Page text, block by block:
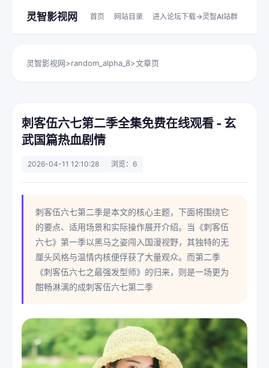
灵智影视网 首页 网站目录 进入论坛下载->灵智AI站群
灵智影视网>random_alpha_8>文章页
刺客伍六七第二季全集免费在线观看 - 玄
武国篇热血剧情
2026-04-11 12:10:28 浏览：6
刺客伍六七第二季是本文的核心主题，下面将围绕它
的要点、适用场景和实际操作展开介绍。当《刺客伍
六七》第一季以黑马之姿闯入国漫视野，其独特的无
厘头风格与温情内核便俘获了大量观众。而第二季
《刺客伍六七之最强发型师》的归来，则是一场更为
酣畅淋漓的成刺客伍六七第二季